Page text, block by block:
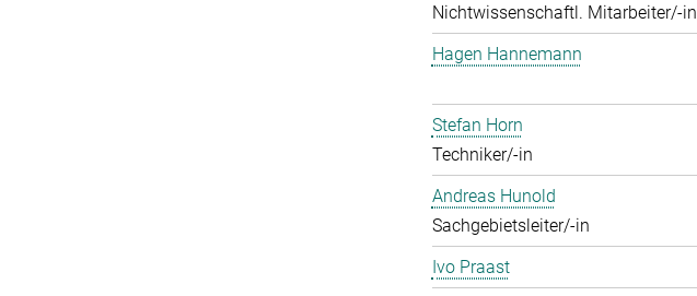
Nichtwissenschaftl. Mitarbeiter/-in
Hagen Hannemann
Stefan Horn
Techniker/-in
Andreas Hunold
Sachgebietsleiter/-in
Ivo Praast